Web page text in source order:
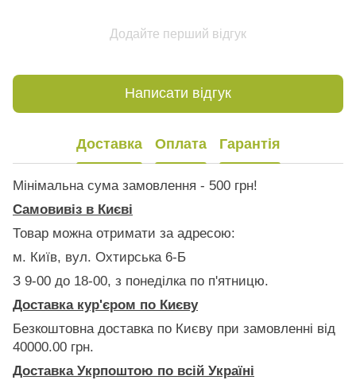
Додайте перший відгук
Написати відгук
Доставка Оплата Гарантія
Мінімальна сума замовлення - 500 грн!
Самовивіз в Києві
Товар можна отримати за адресою:
м. Київ, вул. Охтирська 6-Б
З 9-00 до 18-00, з понеділка по п'ятницю.
Доставка кур'єром по Києву
Безкоштовна доставка по Києву при замовленні від
40000.00 грн.
Доставка Укрпоштою по всій Україні